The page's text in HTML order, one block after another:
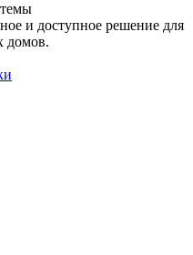
и доступное решение для
домов.